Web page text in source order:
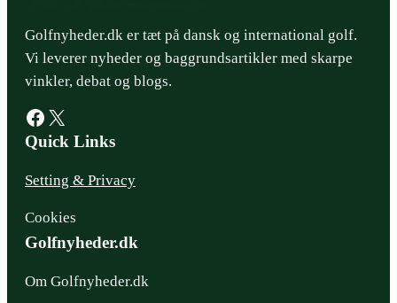
Golfnyheder.dk er tæt på dansk og international golf.
Vi leverer nyheder og baggrundsartikler med skarpe
vinkler, debat og blogs.
Facebook X
Quick Links
Setting & Privacy
Cookies
Golfnyheder.dk
Om Golfnyheder.dk